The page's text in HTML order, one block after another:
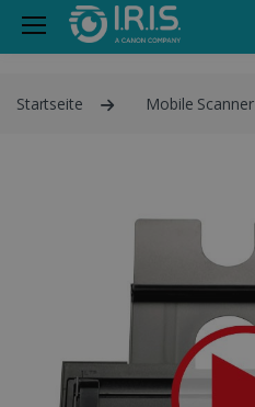
Startseite Mobile Scanner